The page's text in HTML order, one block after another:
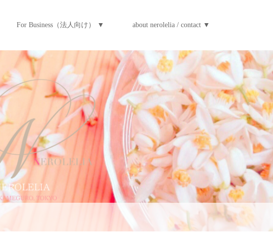
For Business（法人向け） ▼ about nerolelia / contact ▼